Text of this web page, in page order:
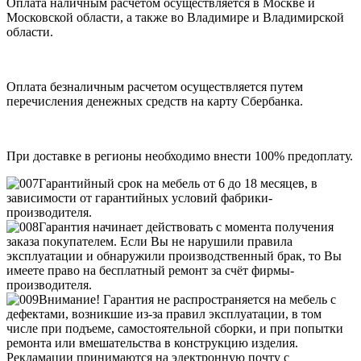
Московской области, а также во Владимире и Владимирской
области.
Оплата безналичным расчетом осуществляется путем
перечисления денежных средств на карту Сбербанка.
При доставке в регионы необходимо внести 100% предоплату.
Гарантийный срок на мебель от 6 до 18 месяцев, в
зависимости от гарантийных условий фабрики-
производителя.
Гарантия начинает действовать с момента получения
заказа покупателем. Если Вы не нарушили правила
эксплуатации и обнаружили производственный брак, то Вы
имеете право на бесплатный ремонт за счёт фирмы-
производителя.
Внимание! Гарантия не распространяется на мебель с
дефектами, возникшие из-за правил эксплуатации, в том
числе при подъеме, самостоятельной сборки, и при попытки
ремонта или вмешательства в конструкцию изделия.
Рекламации принимаются на электронную почту с